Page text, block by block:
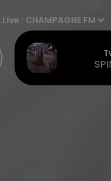
Live : CHAMPAGNE FM